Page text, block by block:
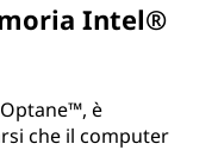
Intel®
è
che il computer